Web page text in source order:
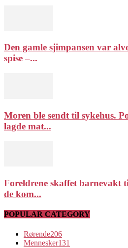
Den gamle sjimpansen var
spise –...
Moren ble sendt til sykehus.
lagde mat...
Foreldrene skaffet barnevakt
de kom...
POPULAR CATEGORY
Rørende206
Mennesker131